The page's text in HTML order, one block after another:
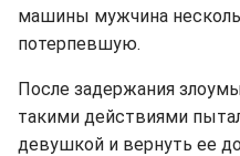
машины мужчина
потерпевшую.
После задержания
такими действиями
девушкой и вернуть ее